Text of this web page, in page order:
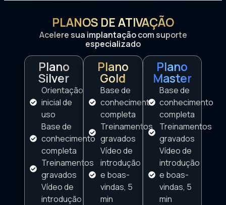
PLANOS DE ATIVAÇÃO
Acelere sua implantação com suporte
especializado
Plano
Silver
Orientação
inicial de
uso
Base de
conhecimento
completa
Treinamentos
gravados
Vídeo de
introdução
Plano
Gold
Base de
conhecimento
completa
Treinamentos
gravados
Vídeo de
introdução
e boas-
vindas, 5
min
Plano
Master
Base de
conhecimento
completa
Treinamentos
gravados
Vídeo de
introdução
e boas-
vindas, 5
min